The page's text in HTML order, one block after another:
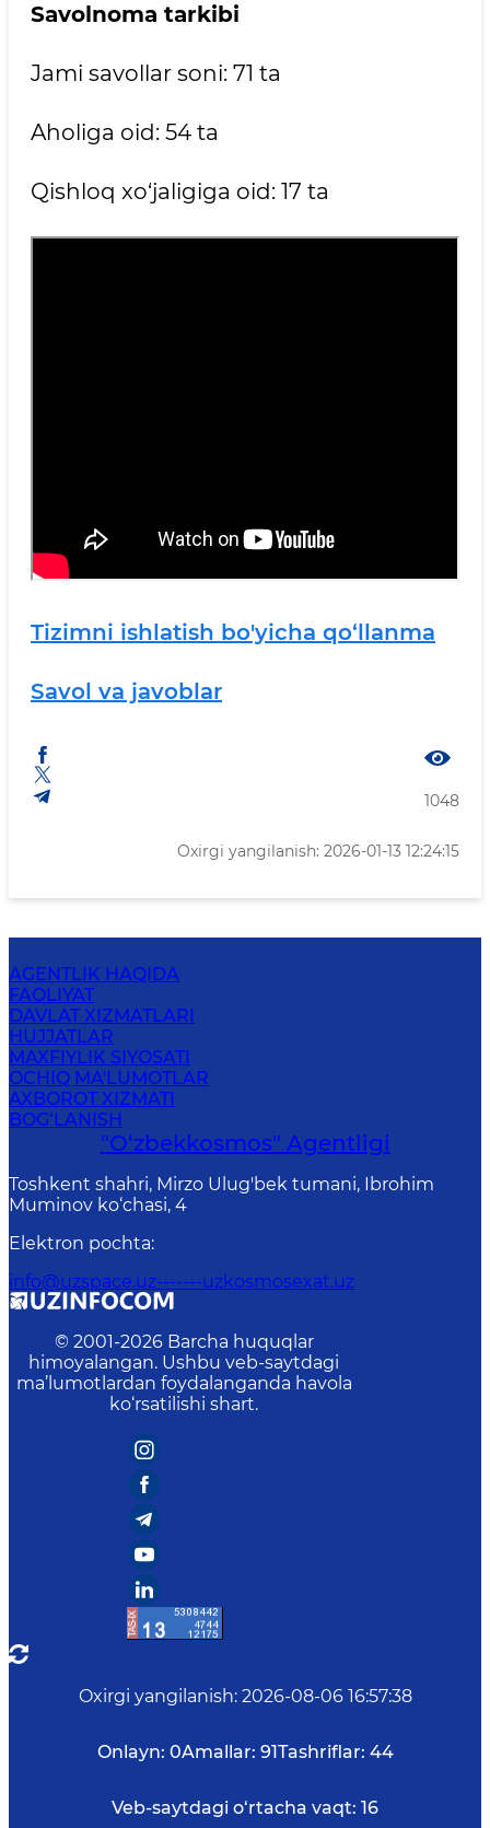
Savolnoma tarkibi
Jami savollar soni: 71 ta
Aholiga oid: 54 ta
Qishloq xo‘jaligiga oid: 17 ta
Tizimni ishlatish bo'yicha qo‘llanma
Savol va javoblar
1048
Oxirgi yangilanish: 2026-01-13 12:24:15
AGENTLIK HAQIDA
FAOLIYAT
DAVLAT XIZMATLARI
HUJJATLAR
MAXFIYLIK SIYOSATI
OCHIQ MA'LUMOTLAR
AXBOROT XIZMATI
BOG‘LANISH
"O‘zbekkosmos" Agentligi
Toshkent shahri, Mirzo Ulug'bek tumani, Ibrohim
Muminov ko‘chasi, 4
Elektron pochta:
info@uzspace.uz-------uzkosmosexat.uz
© 2001-2026 Barcha huquqlar
himoyalangan. Ushbu veb-saytdagi
ma’lumotlardan foydalanganda havola
ko‘rsatilishi shart.
Oxirgi yangilanish: 2026-08-06 16:57:38
Onlayn: 0Amallar: 91Tashriflar: 44
Veb-saytdagi o‘rtacha vaqt: 16